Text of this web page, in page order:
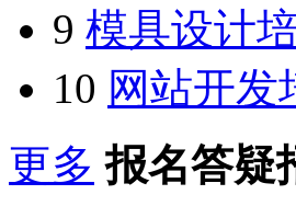
9 模具设计
10 网站开发
更多 报名答疑